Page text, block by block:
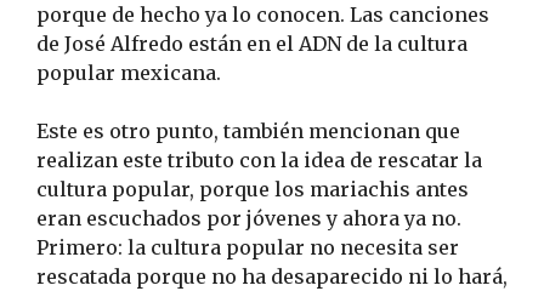
porque de hecho ya lo conocen. Las canciones
de José Alfredo están en el ADN de la cultura
popular mexicana.
Este es otro punto, también mencionan que
realizan este tributo con la idea de rescatar la
cultura popular, porque los mariachis antes
eran escuchados por jóvenes y ahora ya no.
Primero: la cultura popular no necesita ser
rescatada porque no ha desaparecido ni lo hará,